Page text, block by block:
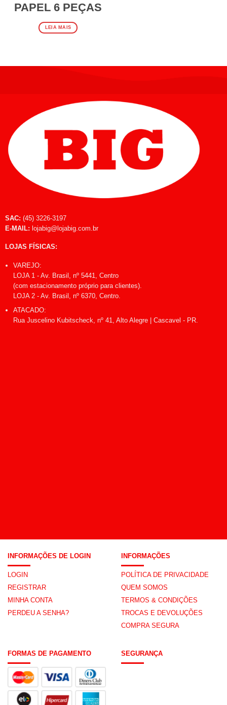
PAPEL 6 PEÇAS
LEIA MAIS
SAC: (45) 3226-3197
E-MAIL: lojabig@lojabig.com.br
LOJAS FÍSICAS:
VAREJO:
LOJA 1 - Av. Brasil, nº 5441, Centro
(com estacionamento próprio para clientes).
LOJA 2 - Av. Brasil, nº 6370, Centro.
ATACADO:
Rua Juscelino Kubitscheck, nº 41, Alto Alegre | Cascavel - PR.
INFORMAÇÕES DE LOGIN
LOGIN
REGISTRAR
MINHA CONTA
PERDEU A SENHA?
INFORMAÇÕES
POLÍTICA DE PRIVACIDADE
QUEM SOMOS
TERMOS & CONDIÇÕES
TROCAS E DEVOLUÇÕES
COMPRA SEGURA
FORMAS DE PAGAMENTO SEGURANÇA